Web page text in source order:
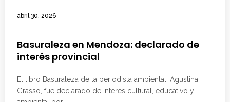
abril 30, 2026
Basuraleza en Mendoza: declarado de
interés provincial
El libro Basuraleza de la periodista ambiental, Agustina
Grasso, fue declarado de interés cultural, educativo y